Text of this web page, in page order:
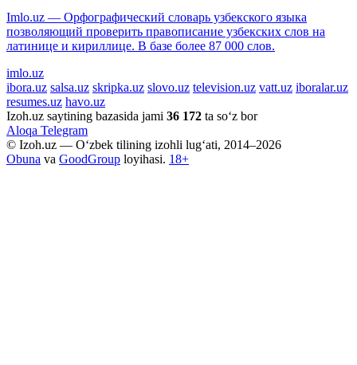
Imlo.uz — Орфографический словарь узбекского языка
позволяющий проверить правописание узбекских слов на
латинице и кириллице. В базе более 87 000 слов.
imlo.uz
ibora.uz salsa.uz skripka.uz slovo.uz television.uz vatt.uz iboralar.uz
resumes.uz havo.uz
Izoh.uz saytining bazasida jami 36 172 ta so‘z bor
Aloqa Telegram
© Izoh.uz — O‘zbek tilining izohli lug‘ati, 2014–2026
Obuna va GoodGroup loyihasi. 18+